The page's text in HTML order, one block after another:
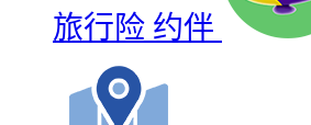
旅行险 约伴